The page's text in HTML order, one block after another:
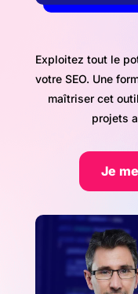
Exploitez tout le
votre SEO. Une
maîtriser cet
projets
Je